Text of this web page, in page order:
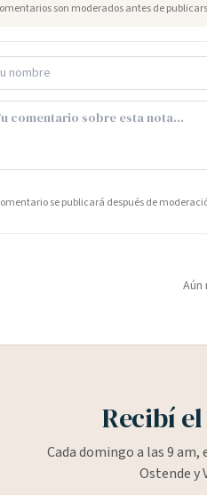
son moderados antes de
se publicará después de
Recibí
Cada domingo a las 9
Ostende y